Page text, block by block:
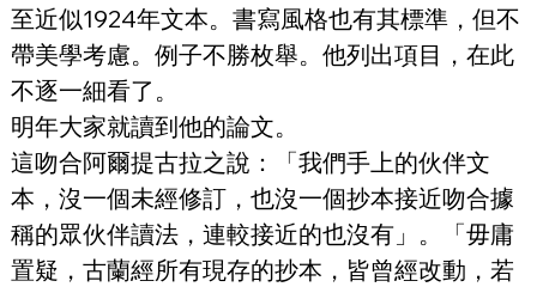
至近似1924年文本。書寫風格也有其標準，但不
帶美學考慮。例子不勝枚舉。他列出項目，在此
不逐一細看了。
明年大家就讀到他的論文。
這吻合阿爾提古拉之說：「我們手上的伙伴文
本，沒一個未經修訂，也沒一個抄本接近吻合據
稱的眾伙伴讀法，連較接近的也沒有」。「毋庸
置疑，古蘭經所有現存的抄本，皆曾經改動，若